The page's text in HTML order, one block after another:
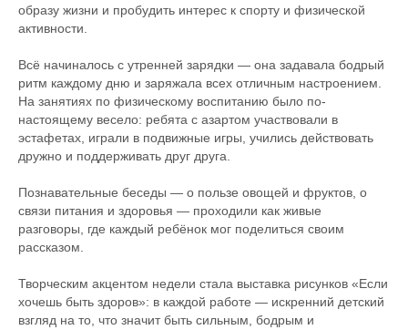
образу жизни и пробудить интерес к спорту и физической
активности.
Всё начиналось с утренней зарядки — она задавала бодрый
ритм каждому дню и заряжала всех отличным настроением.
На занятиях по физическому воспитанию было по-
настоящему весело: ребята с азартом участвовали в
эстафетах, играли в подвижные игры, учились действовать
дружно и поддерживать друг друга.
Познавательные беседы — о пользе овощей и фруктов, о
связи питания и здоровья — проходили как живые
разговоры, где каждый ребёнок мог поделиться своим
рассказом.
Творческим акцентом недели стала выставка рисунков «Если
хочешь быть здоров»: в каждой работе — искренний детский
взгляд на то, что значит быть сильным, бодрым и